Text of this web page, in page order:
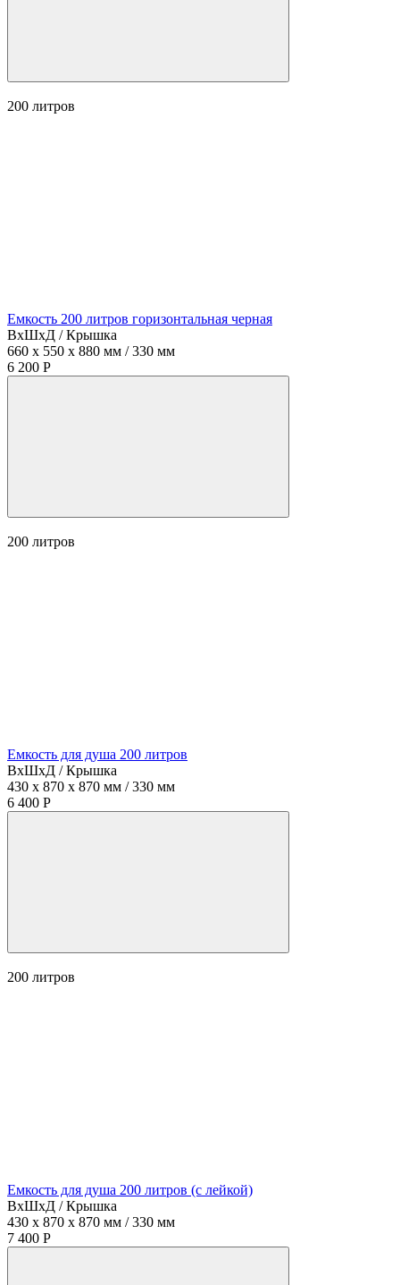
200 литров
Емкость 200 литров горизонтальная черная
ВхШхД / Крышка
660 x 550 x 880 мм / 330 мм
6 200 Р
200 литров
Емкость для душа 200 литров
ВхШхД / Крышка
430 x 870 x 870 мм / 330 мм
6 400 Р
200 литров
Емкость для душа 200 литров (с лейкой)
ВхШхД / Крышка
430 x 870 x 870 мм / 330 мм
7 400 Р